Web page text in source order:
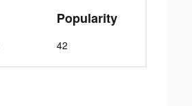
Popularity
42